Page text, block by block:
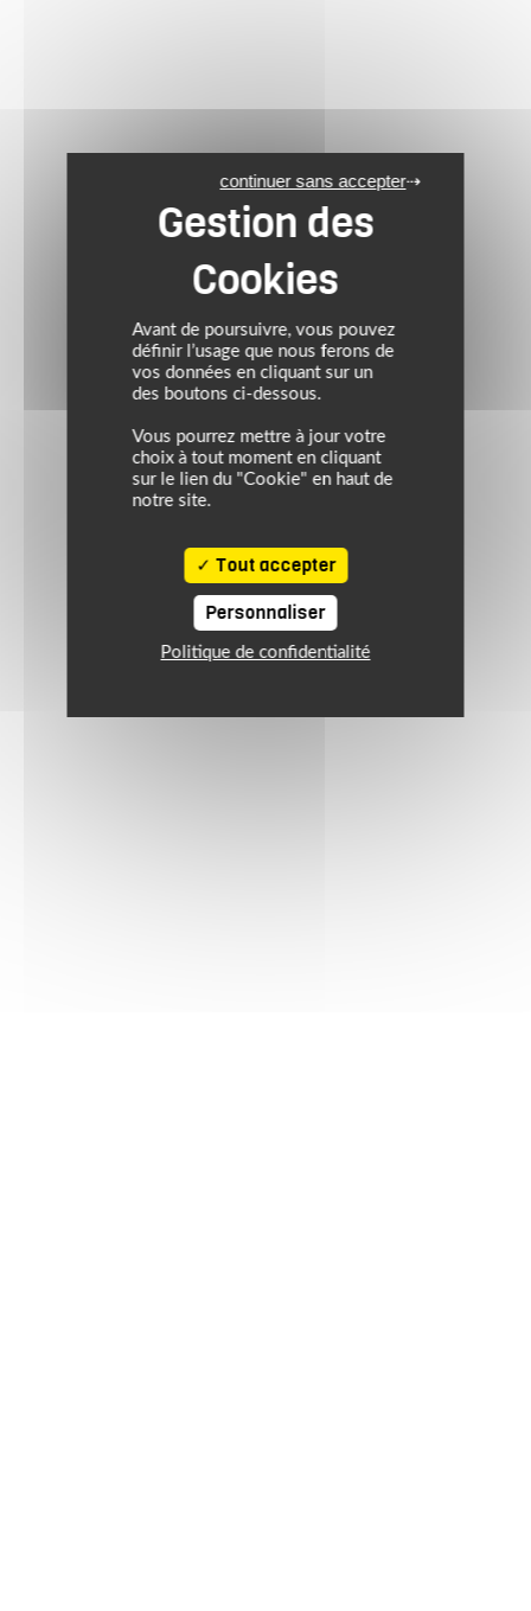
Avant de poursuivre, vous pouvez
définir l’usage que nous ferons de
vos données en cliquant sur un
des boutons ci-dessous.
Vous pourrez mettre à jour votre
choix à tout moment en cliquant
sur le lien du "Cookie" en haut de
notre site.
Tout accepter
continuer sans accepter
Personnaliser
Politique de confidentialité